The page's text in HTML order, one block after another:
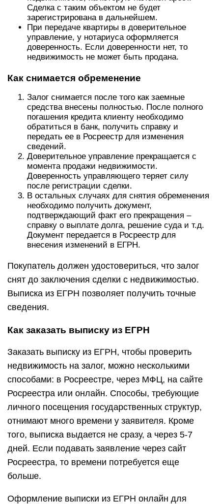
Сделка с таким объектом не будет
зарегистрирована в дальнейшем.
При передаче квартиры в доверительное
управление, у нотариуса оформляется
доверенность. Если доверенности нет, то
недвижимость не может быть продана.
Как снимается обременение
Залог снимается после того как заемные
средства внесены полностью. После полного
погашения кредита клиенту необходимо
обратиться в банк, получить справку и
передать ее в Росреестр для изменения
сведений.
Доверительное управление прекращается с
момента продажи недвижимости.
Доверенность управляющего теряет силу
после регистрации сделки.
В остальных случаях для снятия обременения
необходимо получить документ,
подтверждающий факт его прекращения –
справку о выплате долга, решение суда и т.д.
Документ передается в Росреестр для
внесения изменений в ЕГРН.
Покупатель должен удостовериться, что залог
снят до заключения сделки с недвижимостью.
Выписка из ЕГРН позволяет получить точные
сведения.
Как заказать выписку из ЕГРН
Заказать выписку из ЕГРН, чтобы проверить
недвижимость на залог, можно несколькими
способами: в Росреестре, через МФЦ, на сайте
Росреестра или онлайн. Способы, требующие
личного посещения государственных структур,
отнимают много времени у заявителя. Кроме
того, выписка выдается не сразу, а через 5-7
дней. Если подавать заявление через сайт
Росреестра, то времени потребуется еще
больше.
Оформление выписки из ЕГРН онлайн для